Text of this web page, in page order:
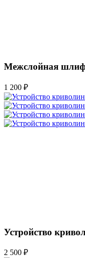
Межслойная
1 200 ₽
Устройство
2 500 ₽